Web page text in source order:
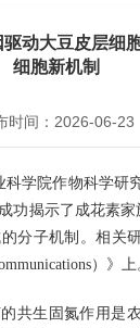
动大豆皮层细
细胞新机制
时间：2026-06-23
科学院作物科学研
功揭示了成花素家
分子机制。相关
）》上
共生固氮作用是